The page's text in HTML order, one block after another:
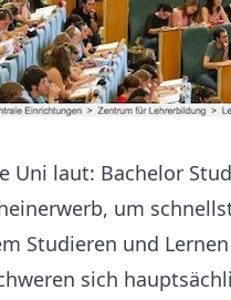
Uni laut: Bachelor
um
Studieren und
sich